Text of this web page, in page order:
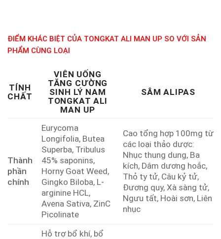
ĐIỂM KHÁC BIỆT CỦA TONGKAT ALI MAN UP SO VỚI SẢN
PHẨM CÙNG LOẠI
TÍNH
CHẤT
VIÊN UỐNG
TĂNG CƯỜNG
SINH LÝ NAM
TONGKAT ALI
MAN UP
SÂM ALIPAS
Thành
phần
chính
Eurycoma
Longifolia, Butea
Superba, Tribulus
45% saponins,
Horny Goat Weed,
Gingko Biloba, L-
arginine HCL,
Avena Sativa, ZinC
Picolinate
Cao tổng hợp 100mg từ
các loại thảo dược:
Nhục thung dung, Ba
kích, Dâm dương hoắc,
Thỏ ty tử, Câu kỷ tử,
Đương quy, Xà sàng tử,
Ngưu tất, Hoài sơn, Liên
nhục
Hỗ trợ bổ khí, bổ